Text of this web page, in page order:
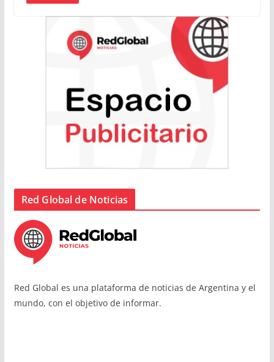
Red Global de Noticias
Red Global es una plataforma de noticias de Argentina y el
mundo, con el objetivo de informar.